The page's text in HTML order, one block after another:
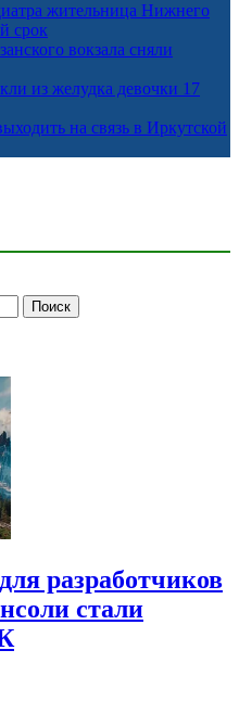
жительница Нижнего
срок
вокзала сняли
из желудка девочки 17
на связь в Иркутской
разработчиков
стали